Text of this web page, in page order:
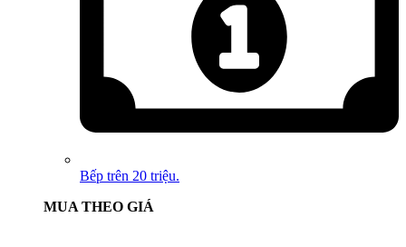
Bếp trên 20 triệu.
MUA THEO GIÁ